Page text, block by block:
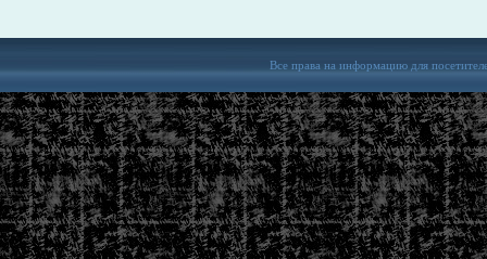
Все права на информацию для